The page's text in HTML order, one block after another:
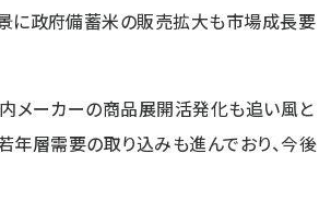
に政府備蓄米の販売拡大も市場成長要
メーカーの商品展開活発化も追い風と
年層需要の取り込みも進んでおり、今後